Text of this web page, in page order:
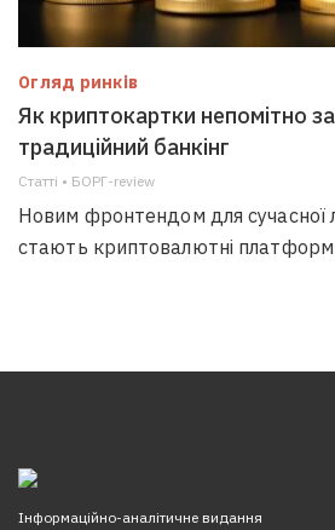
Огляд ринків
Як криптокартки непомітно
традиційний банкінг
Статті • БОРГ-review
Новим фронтендом для сучасної
стають криптовалютні
Інформаційно-аналітичне видання